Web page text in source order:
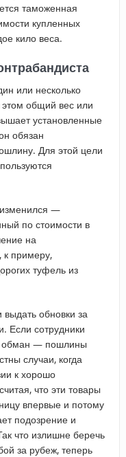
таможенная
купленных
кило веса.
или несколько
общий вес или
установленные
обязан
Для этой цели
—
по стоимости в
на
к примеру,
туфель из
обновки за
Если сотрудники
обман — пошлины
случаи, когда
к хорошо
что эти товары
впервые и потому
подозрение и
что излишне беречь
за рубеж, теперь